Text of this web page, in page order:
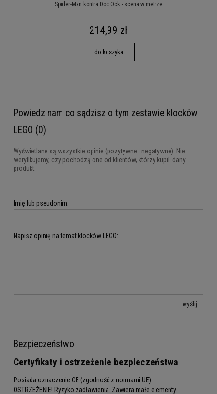
Spider-Man kontra Doc Ock - scena w metrze
214,99 zł
do koszyka
Powiedz nam co sądzisz o tym zestawie klocków
LEGO (0)
Wyświetlane są wszystkie opinie (pozytywne i negatywne). Nie
weryfikujemy, czy pochodzą one od klientów, którzy kupili dany
produkt.
Imię lub pseudonim:
Napisz opinię na temat klocków LEGO:
wyślij
Bezpieczeństwo
Certyfikaty i ostrzeżenie bezpieczeństwa
Posiada oznaczenie CE (zgodność z normami UE).
OSTRZEŻENIE! Ryzyko zadławienia. Zawiera małe elementy.